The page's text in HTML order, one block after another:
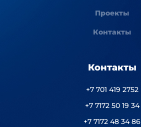
Проекты
Контакты
Контакты
+7 701 419 2752
+7 7172 50 19 34
+7 7172 48 34 86